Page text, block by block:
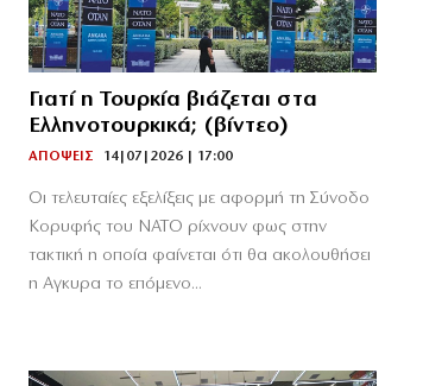
Γιατί η Τουρκία βιάζεται στα
Ελληνοτουρκικά; (βίντεο)
ΑΠΟΨΕΙΣ 14|07|2026 | 17:00
Οι τελευταίες εξελίξεις με αφορμή τη Σύνοδο
Κορυφής του ΝΑΤΟ ρίχνουν φως στην
τακτική η οποία φαίνεται ότι θα ακολουθήσει
η Αγκυρα το επόμενο...